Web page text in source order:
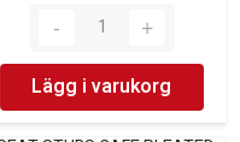
Lägg i varukorg